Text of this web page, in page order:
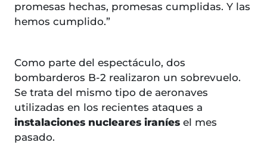
promesas hechas, promesas cumplidas. Y las
hemos cumplido.”
Como parte del espectáculo, dos
bombarderos B-2 realizaron un sobrevuelo.
Se trata del mismo tipo de aeronaves
utilizadas en los recientes ataques a
instalaciones nucleares iraníes el mes
pasado.